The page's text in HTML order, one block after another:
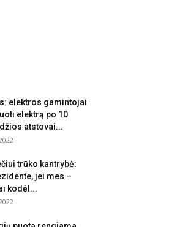
elektros gamintojai
elektrą po 10
atstovai...
trūko kantrybė:
jei mes –
kodėl...